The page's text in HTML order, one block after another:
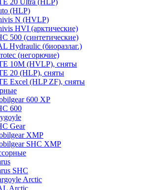
20 Ultra (HLP)
(HLP)
N (HVLP)
HVI (арктические)
500 (синтетические)
Hydraulic (биоразлаг.)
(негорючие)
10M (HVLP), сняты
20 (HLP), сняты
Excel (HLP ZF), сняты
600 XP
600
Gear
XMP
SHC XMP
SHC
Arctic
Arctic